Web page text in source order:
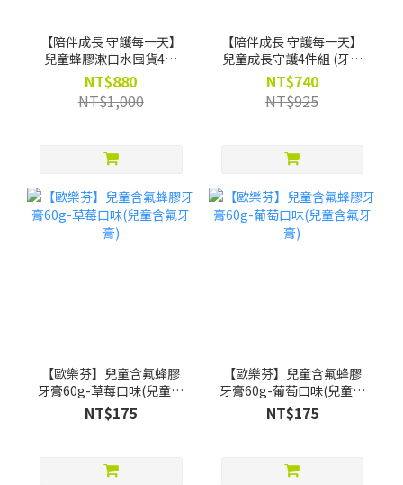
【陪伴成長 守護每一天】
兒童蜂膠漱口水囤貨4入
組-限時88折(買就贈漱口
水葡萄口味12ml*4)
NT$880
NT$1,000
【陪伴成長 守護每一天】
兒童成長守護4件組 (牙膏
+兒童噴劑 +漱口水
200ml*2) -限時88折(買就
贈Pato Pato EVA益智數字
NT$740
NT$925
【歐樂芬】兒童含氟蜂膠
牙膏60g-草莓口味(兒童含
氟牙膏)
NT$175
【歐樂芬】兒童含氟蜂膠
牙膏60g-葡萄口味(兒童含
氟牙膏)
NT$175